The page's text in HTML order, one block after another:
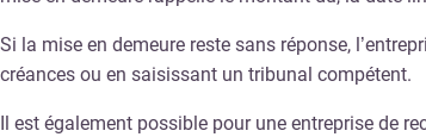
Si la mise en demeure reste sans réponse,
créances ou en saisissant un tribunal compétent.
Il est également possible pour une entreprise de